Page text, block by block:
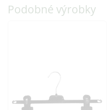
Podobné výrobky